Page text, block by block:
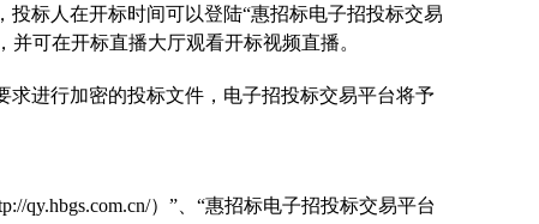
投标人在开标时间可以登陆“惠招标电子招投标交易
并可在开标直播大厅观看开标视频直播。
进行加密的投标文件，电子招投标交易平台将予
qy.hbgs.com.cn/） ”、“惠招标电子招投标交易平台